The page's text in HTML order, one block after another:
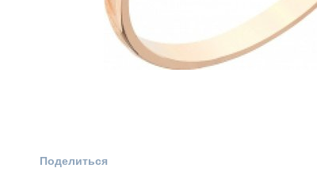
Поделиться